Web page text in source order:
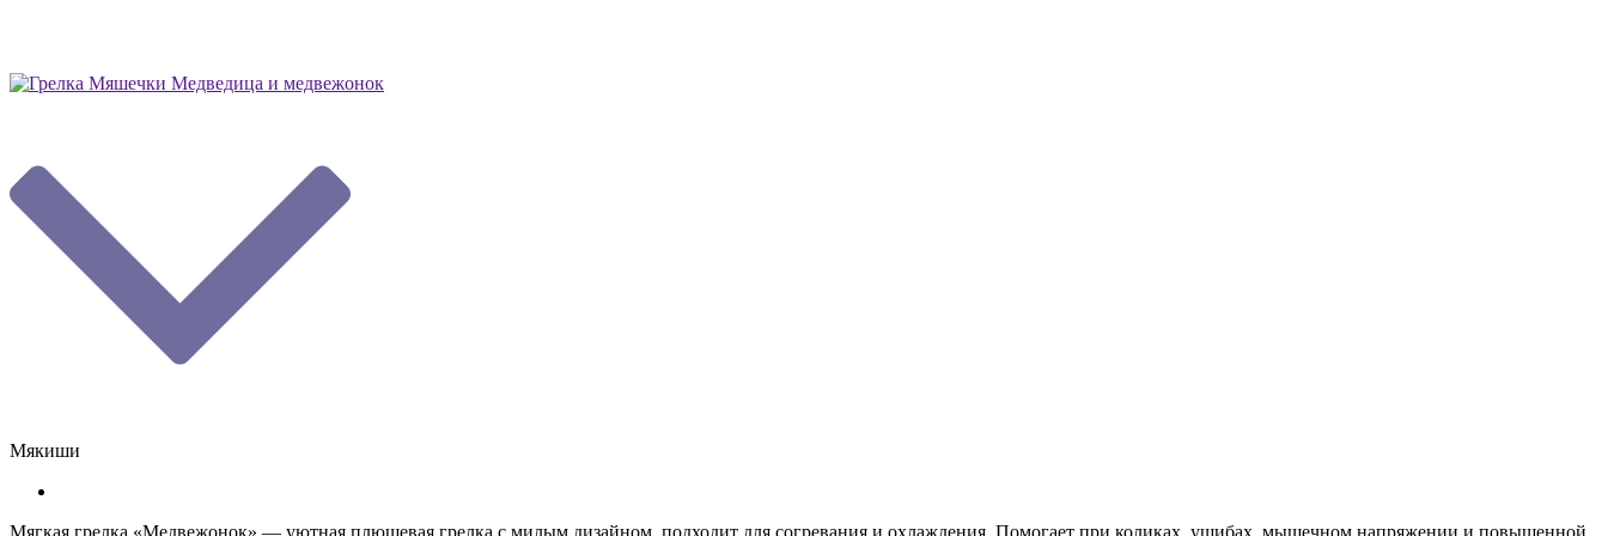
Мякиши
Мягкая грелка «Медвежонок» — уютная плюшевая грелка с милым дизайном, подходит для согревания и охлаждения. Помогает при коликах, ушибах, мышечном напряжении и повышенной